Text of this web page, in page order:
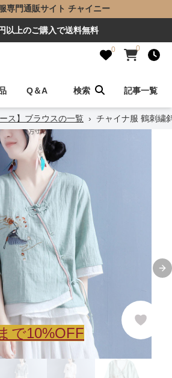
専門通販サイト チャイニー
以上のご購入で送料無料
0 0
Q＆A 検索 記事一覧
ース】ブラウスの一覧 › チャイナ服 鶴刺繍
で10%OFF